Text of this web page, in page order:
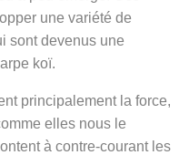
une variété de
sont devenus une
koï.
principalement la force,
elles nous le
à contre-courant les